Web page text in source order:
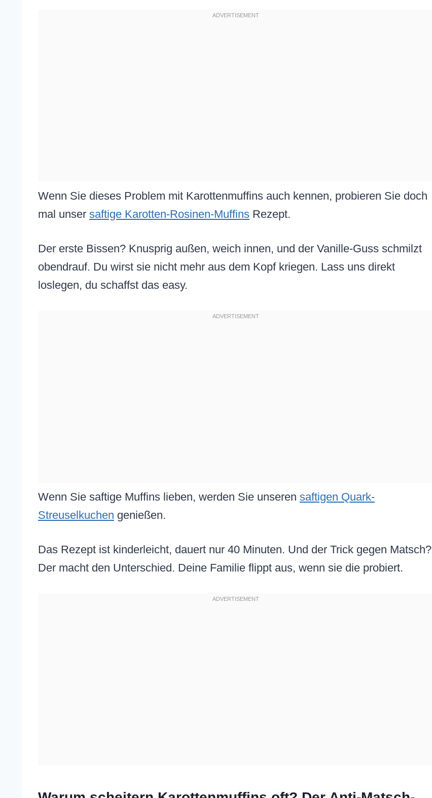
Wenn Sie dieses Problem mit Karottenmuffins auch kennen, probieren Sie doch
mal unser saftige Karotten-Rosinen-Muffins Rezept.
Der erste Bissen? Knusprig außen, weich innen, und der Vanille-Guss schmilzt
obendrauf. Du wirst sie nicht mehr aus dem Kopf kriegen. Lass uns direkt
loslegen, du schaffst das easy.
Wenn Sie saftige Muffins lieben, werden Sie unseren saftigen Quark-
Streuselkuchen genießen.
Das Rezept ist kinderleicht, dauert nur 40 Minuten. Und der Trick gegen Matsch?
Der macht den Unterschied. Deine Familie flippt aus, wenn sie die probiert.